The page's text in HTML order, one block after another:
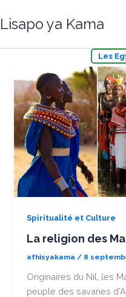
au
contenu
Lisapo ya Kama
Les
Spiritualité et Culture
La religion des
afhisyakama/ 8
Originaires du Nil, les
peuple des savanes